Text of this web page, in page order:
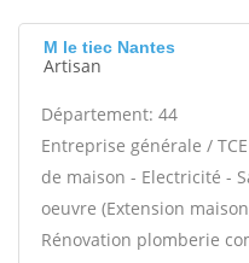
M le tiec Nantes
Artisan
Département: 44
Entreprise générale /
de maison - Electricité -
oeuvre (Extension
Rénovation plomberie